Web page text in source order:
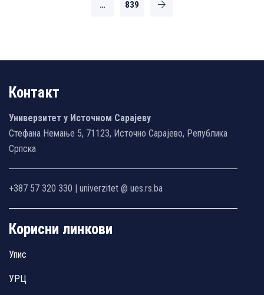
… 839
Контакт
Универзитет у Источном Сарајеву
Стефана Немање 5, 71123, Источно Сарајево, Република
Српска
+387 57 320 330 | univerzitet @ ues.rs.ba
Корисни линкови
Упис
УРЦ